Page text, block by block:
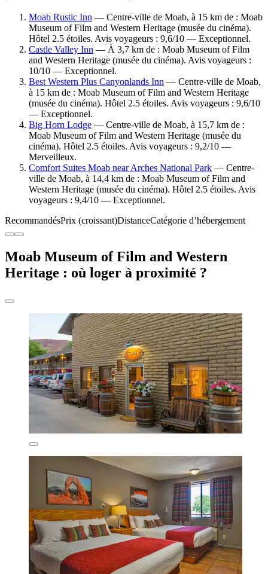
Moab Rustic Inn — Centre-ville de Moab, à 15 km de : Moab
Museum of Film and Western Heritage (musée du cinéma).
Hôtel 2.5 étoiles. Avis voyageurs : 9,6/10 — Exceptionnel.
Castle Valley Inn — À 3,7 km de : Moab Museum of Film
and Western Heritage (musée du cinéma). Avis voyageurs :
10/10 — Exceptionnel.
Best Western Plus Canyonlands Inn — Centre-ville de Moab,
à 15 km de : Moab Museum of Film and Western Heritage
(musée du cinéma). Hôtel 2.5 étoiles. Avis voyageurs : 9,6/10
— Exceptionnel.
Big Horn Lodge — Centre-ville de Moab, à 15,7 km de :
Moab Museum of Film and Western Heritage (musée du
cinéma). Hôtel 2.5 étoiles. Avis voyageurs : 9,2/10 —
Merveilleux.
Comfort Suites Moab near Arches National Park — Centre-
ville de Moab, à 14,4 km de : Moab Museum of Film and
Western Heritage (musée du cinéma). Hôtel 2.5 étoiles. Avis
voyageurs : 9,4/10 — Exceptionnel.
RecommandésPrix (croissant)DistanceCatégorie d’hébergement
Moab Museum of Film and Western
Heritage : où loger à proximité ?